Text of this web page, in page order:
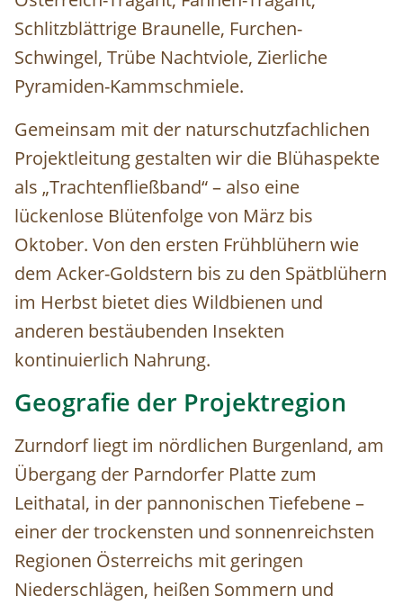
Schlitzblättrige Braunelle, Furchen-
Schwingel, Trübe Nachtviole, Zierliche
Pyramiden-Kammschmiele.
Gemeinsam mit der naturschutzfachlichen
Projektleitung gestalten wir die Blühaspekte
als „Trachtenfließband“ – also eine
lückenlose Blütenfolge von März bis
Oktober. Von den ersten Frühblühern wie
dem Acker-Goldstern bis zu den Spätblühern
im Herbst bietet dies Wildbienen und
anderen bestäubenden Insekten
kontinuierlich Nahrung.
Geografie der Projektregion
Zurndorf liegt im nördlichen Burgenland, am
Übergang der Parndorfer Platte zum
Leithatal, in der pannonischen Tiefebene –
einer der trockensten und sonnenreichsten
Regionen Österreichs mit geringen
Niederschlägen, heißen Sommern und